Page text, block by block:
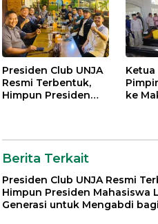
Presiden Club UNJA
Resmi Terbentuk,
Himpun Presiden
Almamater dan
Bangsa
Ketua
ke
Berita Terkait
Presiden Club UNJA Resmi
Himpun Presiden Mahasiswa
Generasi untuk Mengabdi